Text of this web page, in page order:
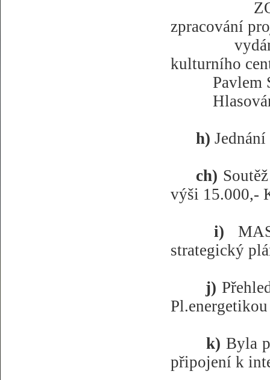
zpracování
kulturního
Pavlem
h)
ch)
výši 15.000,-
i)
strategický
j)
k) Byla
připojení k